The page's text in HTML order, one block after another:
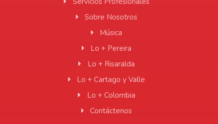
Sobre Nosotros
Música
Lo + Pereira
Lo + Risaralda
Lo + Cartago y Valle
Lo + Colombia
Contáctenos